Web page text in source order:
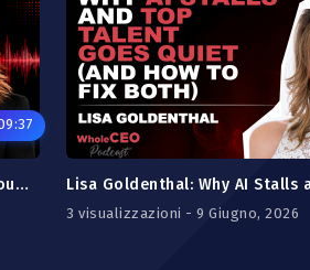
Lisa Goldenthal: Ai Just Discovered Your Company Is Running on Vibes and Legacy Processes
3 visualizzazioni - 9 Giugno, 2026